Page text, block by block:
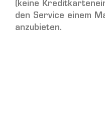
(keine
den Service einem
anzubieten.